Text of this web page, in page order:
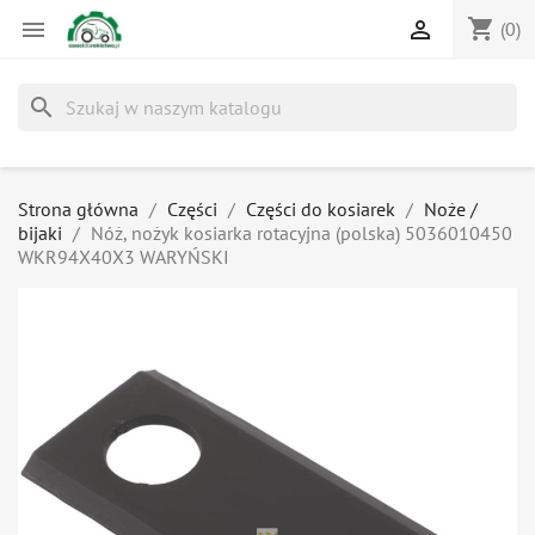
 shopping_cart (0)

search
Strona główna Części Części do kosiarek
Noże /
bijaki
Nóż, nożyk kosiarka rotacyjna (polska) 5036010450
WKR94X40X3 WARYŃSKI